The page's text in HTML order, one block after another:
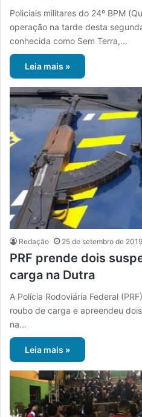
Policiais militares do 24º BPM
operação na tarde desta
conhecida como Sem Terra,…
Leia mais »
Redação 25 de setembro de 2019
PRF prende dois
carga na Dutra
A Polícia Rodoviária Federal
roubo de carga e apreendeu
na…
Leia mais »